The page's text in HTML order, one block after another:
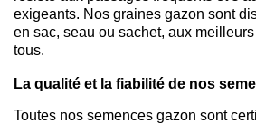
exigeants. Nos graines gazon sont
en sac, seau ou sachet, aux
tous.
La qualité et la fiabilité de nos
Toutes nos semences gazon sont